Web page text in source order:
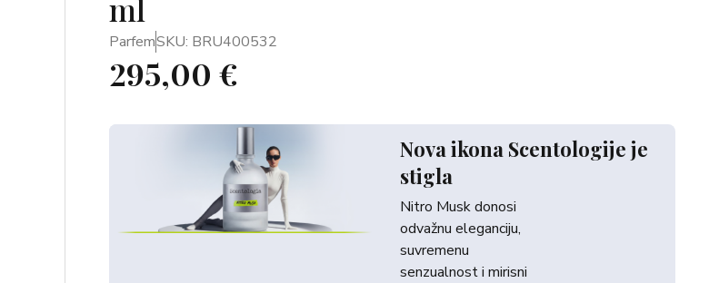
ml
ParfemSKU: BRU400532
295,00 €
Nova ikona Scentologije je
stigla
Nitro Musk donosi
odvažnu eleganciju,
suvremenu
senzualnost i mirisni